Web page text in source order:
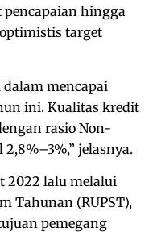
pencapaian hingga
target
mencapai
ini. Kualitas kredit
rasio Non-
jelasnya.
2022 lalu melalui
Tahunan (RUPST),
pemegang